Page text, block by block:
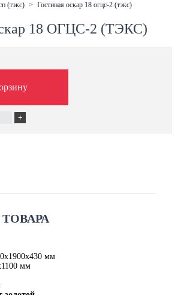
(тэкс) > гостиная оскар 18 огцс-2 (тэкс)
18 ОГЦС-2 (ТЭКС)
мм
мм